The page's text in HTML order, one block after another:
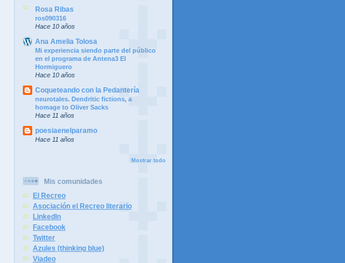
Rosa Ribas
ros090316
Hace 10 años
Ana Amelia Tolosa
Mi experiencia siendo parte del público
en el programa de Antena3 El
Hormiguero
Hace 10 años
Coqueteando con la Pedantería
neurotales. Dendritic fictions, a
homage to Oliver Sacks
Hace 11 años
poesiaenelparamo
Hace 11 años
Mostrar todo
Mis comunidades
El Recreo
Asociación el Recreo literario
LinkedIn
Facebook
Twitter
Azules (thinking blue)
Viadeo